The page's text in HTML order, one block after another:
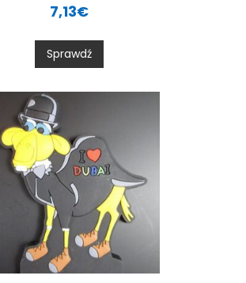
0
o
u
t
5
7,13€
Sprawdź